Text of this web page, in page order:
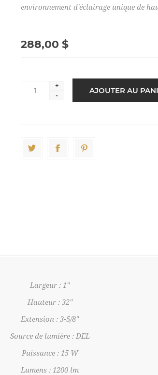
environnement d'éclairage unique de
288,00 $
+
-
Largeur : 1"
Hauteur : 32"
Extension : 3-5/8"
Source de lumière : DEL
Puissance : 15 W
Lumens : 1200 lm